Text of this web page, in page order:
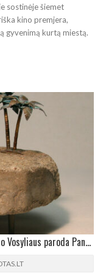
sostinėje šiemet
kino premjera,
gyvenimą kurtą miestą.
ZERO WASTE 2: Gretos Grendaitės ir Tomo Vosyliaus paroda Panevėžyje